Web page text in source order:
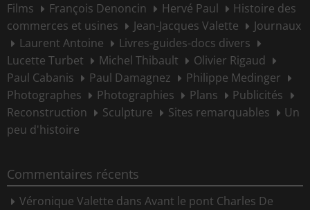
Films
François Denoncin Hervé Paul
Histoire des
commerces et usines
Jean-Jacques Valette
Journaux
Laurent Antoine
Livres-guides-docs divers
Lucette Turbet
Michel Thibault
Olivier Rigaud
Paul Cabanis
Paul Damagnez
Philippe Medinger
Photographes
Photographies Plans
Publicités
Reconstruction
Sculpture Sites remarquables
Un
peu d'histoire
Commentaires récents
Véronique Valette dans Avant le pont Charles De